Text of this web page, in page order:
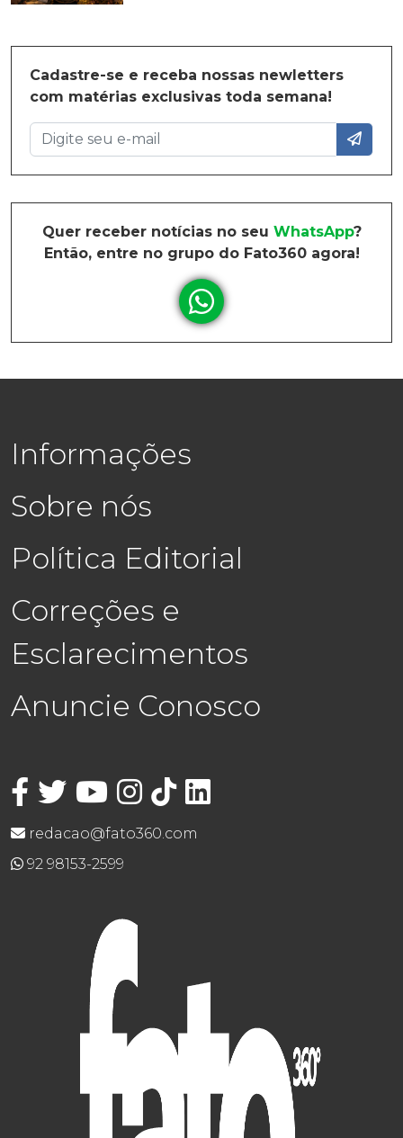
Cadastre-se e receba nossas newletters
com matérias exclusivas toda semana!
Quer receber notícias no seu WhatsApp?
Então, entre no grupo do Fato360 agora!
Informações
Sobre nós
Política Editorial
Correções e
Esclarecimentos
Anuncie Conosco
redacao@fato360.com
92 98153-2599